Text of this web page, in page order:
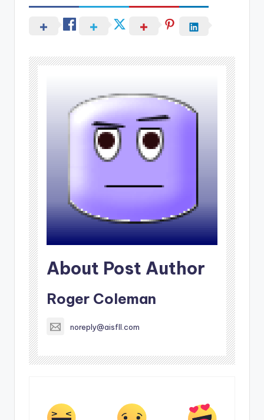
About Post Author
Roger Coleman
noreply@aisfll.com